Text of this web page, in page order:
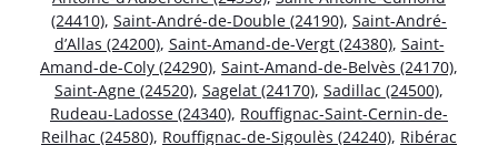
(24410), Saint-André-de-Double (24190), Saint-André-
d’Allas (24200), Saint-Amand-de-Vergt (24380), Saint-
Amand-de-Coly (24290), Saint-Amand-de-Belvès (24170),
Saint-Agne (24520), Sagelat (24170), Sadillac (24500),
Rudeau-Ladosse (24340), Rouffignac-Saint-Cernin-de-
Reilhac (24580), Rouffignac-de-Sigoulès (24240), Ribérac